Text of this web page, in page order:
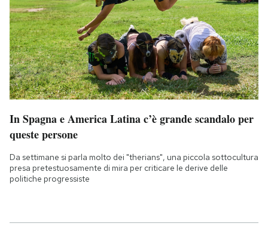
In Spagna e America Latina c’è grande scandalo per
queste persone
Da settimane si parla molto dei "therians", una piccola sottocultura
presa pretestuosamente di mira per criticare le derive delle
politiche progressiste